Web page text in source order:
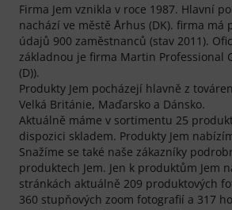
Firma Jem vznikla v roce 1987. Hlavní
nachází ve městě Århus (DK). firma má
údajů 900 zaměstnanců (stav 2011).
základnou je firma Martin Professional
(D)).
Produkty Jem pocházejí hlavně z
Velká Británie, Maďarsko a Dánsko.
Aktuálně máme v sortimentu 25
dispozici skladem. Produkty Jem
Snažíme se také naše zákazníky
produktech Jem. Jen k produktům Jem
stránkách aktuálně 209 produktových
360 stupňových zoom fotografií a 317